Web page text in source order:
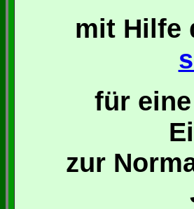
mit Hilfe
für
zur